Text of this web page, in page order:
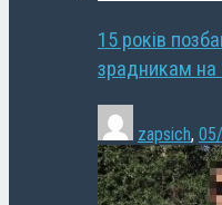
15 років
зрадникам на
zapsich,